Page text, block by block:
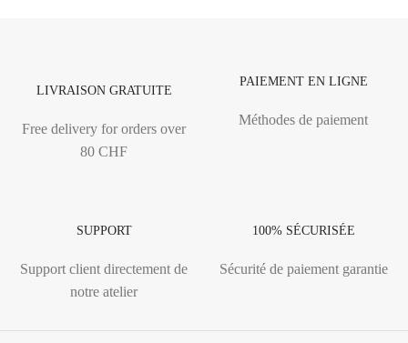
LIVRAISON GRATUITE
Free delivery for orders over
80 CHF
PAIEMENT EN LIGNE
Méthodes de paiement
SUPPORT
Support client directement de
notre atelier
100% SÉCURISÉE
Sécurité de paiement garantie